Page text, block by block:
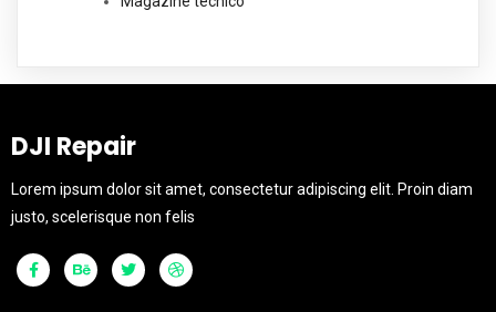
DJI Repair
Lorem ipsum dolor sit amet, consectetur adipiscing elit. Proin diam
justo, scelerisque non felis